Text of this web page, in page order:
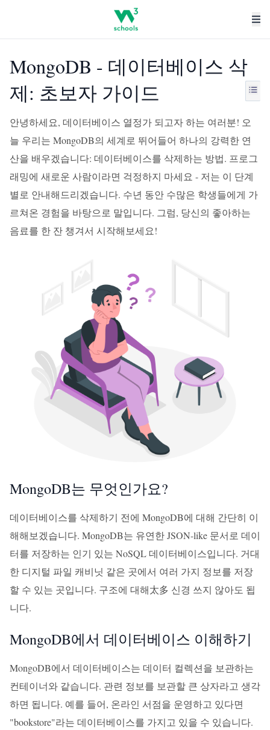
MongoDB - 데이터베이스 삭
제: 초보자 가이드
안녕하세요, 데이터베이스 열정가 되고자 하는 여러분! 오
늘 우리는 MongoDB의 세계로 뛰어들어 하나의 강력한 연
산을 배우겠습니다: 데이터베이스를 삭제하는 방법. 프로그
래밍에 새로운 사람이라면 걱정하지 마세요 - 저는 이 단계
별로 안내해드리겠습니다. 수년 동안 수많은 학생들에게 가
르쳐온 경험을 바탕으로 말입니다. 그럼, 당신의 좋아하는
음료를 한 잔 챙겨서 시작해보세요!
MongoDB는 무엇인가요?
데이터베이스를 삭제하기 전에 MongoDB에 대해 간단히 이
해해보겠습니다. MongoDB는 유연한 JSON-like 문서로 데이
터를 저장하는 인기 있는 NoSQL 데이터베이스입니다. 거대
한 디지털 파일 캐비닛 같은 곳에서 여러 가지 정보를 저장
할 수 있는 곳입니다. 구조에 대해太多 신경 쓰지 않아도 됩
니다.
MongoDB에서 데이터베이스 이해하기
MongoDB에서 데이터베이스는 데이터 컬렉션을 보관하는
컨테이너와 같습니다. 관련 정보를 보관할 큰 상자라고 생각
하면 됩니다. 예를 들어, 온라인 서점을 운영하고 있다면
"bookstore"라는 데이터베이스를 가지고 있을 수 있습니다.